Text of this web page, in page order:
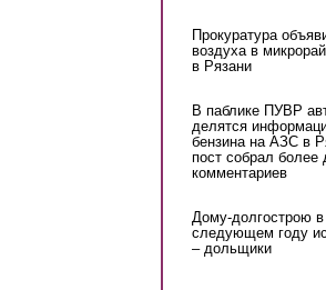
Прокуратура
воздуха в
в Рязани
В паблике ПУВР
делятся
бензина на АЗС в
пост собрал более
комментариев
Дому-долгострою
следующем году
– дольщики